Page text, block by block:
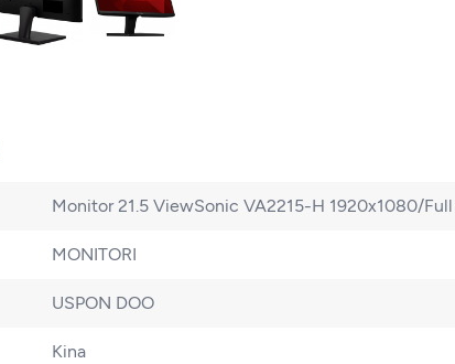
Monitor 21.5 ViewSonic VA2215-H 1920x1080/
MONITORI
USPON DOO
Kina